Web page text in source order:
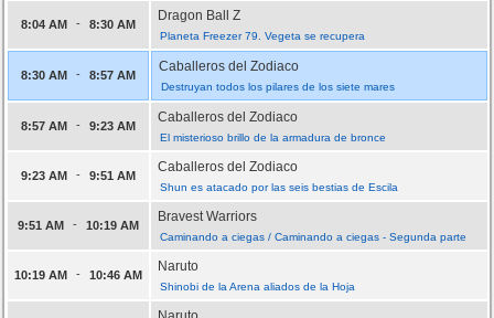
8:04 AM - 8:30 AM
Dragon Ball Z
Planeta Freezer 79. Vegeta se recupera
8:30 AM - 8:57 AM
Caballeros del Zodiaco
Destruyan todos los pilares de los siete mares
8:57 AM - 9:23 AM
Caballeros del Zodiaco
El misterioso brillo de la armadura de bronce
9:23 AM - 9:51 AM
Caballeros del Zodiaco
Shun es atacado por las seis bestias de Escila
9:51 AM - 10:19 AM
Bravest Warriors
Caminando a ciegas / Caminando a ciegas - Segunda parte
10:19 AM - 10:46 AM
Naruto
Shinobi de la Arena aliados de la Hoja